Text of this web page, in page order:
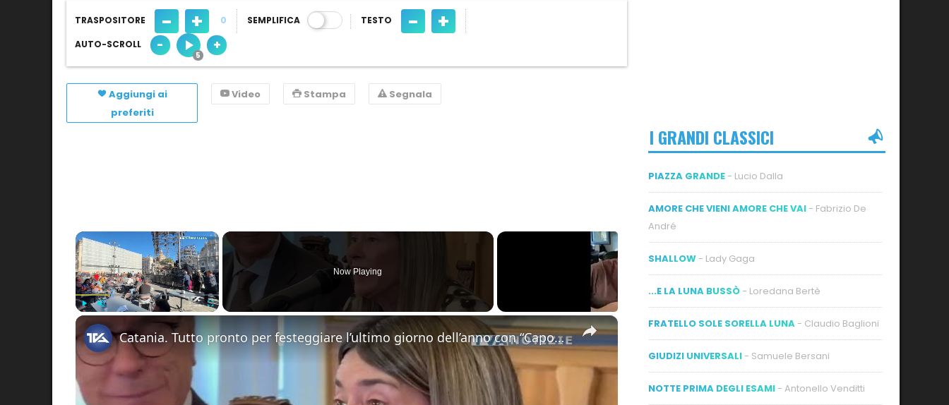
TRASPOSITORE - + 0 SEMPLIFICA TESTO - +
AUTO-SCROLL - +
Aggiungi ai
preferiti
Video Stampa Segnala
×
Now Playing
×
Catania. Tutto pronto per festeggiare l’ultimo giorno dell’anno con “Capodanno in Musica” in dirett
I GRANDI CLASSICI
PIAZZA GRANDE - Lucio Dalla
AMORE CHE VIENI AMORE CHE VAI - Fabrizio De
André
SHALLOW - Lady Gaga
...E LA LUNA BUSSÒ - Loredana Bertè
FRATELLO SOLE SORELLA LUNA - Claudio Baglioni
GIUDIZI UNIVERSALI - Samuele Bersani
NOTTE PRIMA DEGLI ESAMI - Antonello Venditti